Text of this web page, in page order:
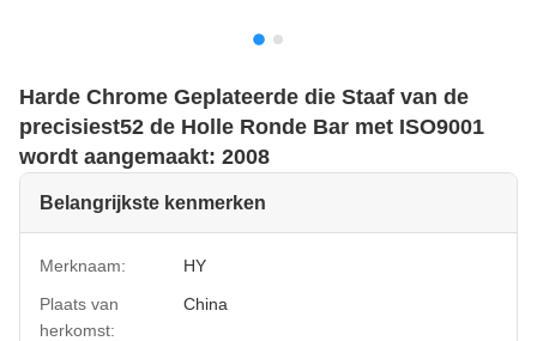
Harde Chrome Geplateerde die Staaf van de
precisiest52 de Holle Ronde Bar met ISO9001
wordt aangemaakt: 2008
Belangrijkste kenmerken
Merknaam:
HY
Plaats van
herkomst:
China